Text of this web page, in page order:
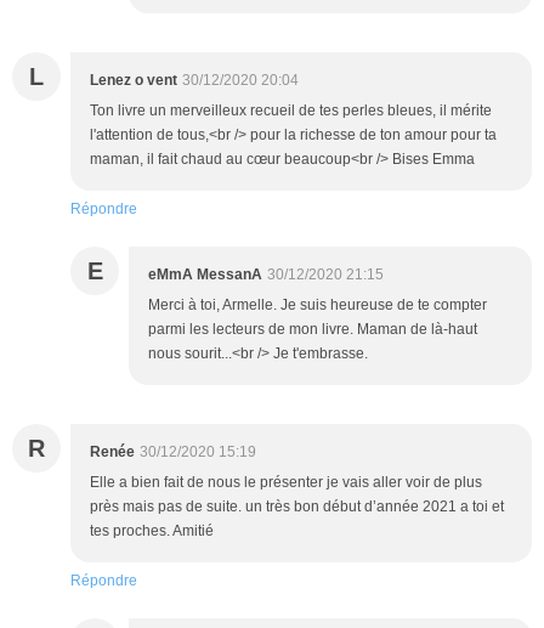
L Lenez o vent 30/12/2020 20:04
Ton livre un merveilleux recueil de tes perles bleues, il mérite
l'attention de tous,<br /> pour la richesse de ton amour pour ta
maman, il fait chaud au cœur beaucoup<br /> Bises Emma
Répondre
E eMmA MessanA 30/12/2020 21:15
Merci à toi, Armelle. Je suis heureuse de te compter
parmi les lecteurs de mon livre. Maman de là-haut
nous sourit...<br /> Je t'embrasse.
R Renée 30/12/2020 15:19
Elle a bien fait de nous le présenter je vais aller voir de plus
près mais pas de suite. un très bon début d’année 2021 a toi et
tes proches. Amitié
Répondre